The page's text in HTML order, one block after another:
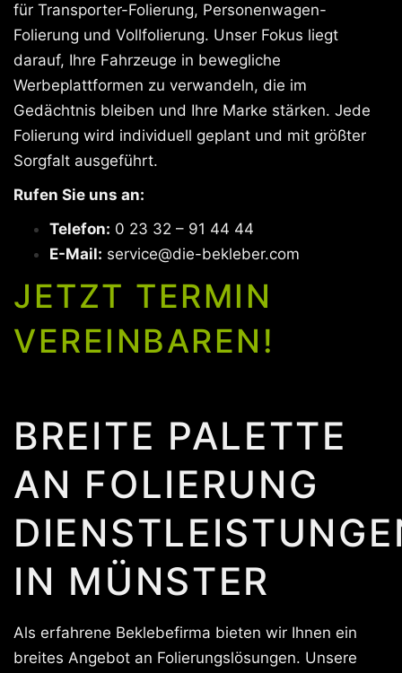
für Transporter-Folierung, Personenwagen-
Folierung und Vollfolierung. Unser Fokus liegt
darauf, Ihre Fahrzeuge in bewegliche
Werbeplattformen zu verwandeln, die im
Gedächtnis bleiben und Ihre Marke stärken. Jede
Folierung wird individuell geplant und mit größter
Sorgfalt ausgeführt.
Rufen Sie uns an:
Telefon: 0 23 32 – 91 44 44
E-Mail: service@die-bekleber.com
JETZT TERMIN
VEREINBAREN!
BREITE PALETTE
AN FOLIERUNG
IN MÜNSTER
Als erfahrene Beklebefirma bieten wir Ihnen ein
breites Angebot an Folierungslösungen. Unsere